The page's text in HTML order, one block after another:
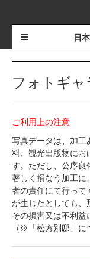
日
フォトギャ
ご利用上の注意
写真データは、加工
料、観光出版物にお
す。ただし、公序良
著しく損なう加工に
者の責任にて行って
が生じたとしても、
その損害又は不利益
（※「松方別邸」に